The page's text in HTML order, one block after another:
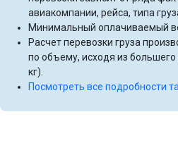
авиакомпании, рейса, типа
Минимальный оплачиваемый
Расчет перевозки груза
по объему, исходя из большего
кг).
Посмотреть все подробности